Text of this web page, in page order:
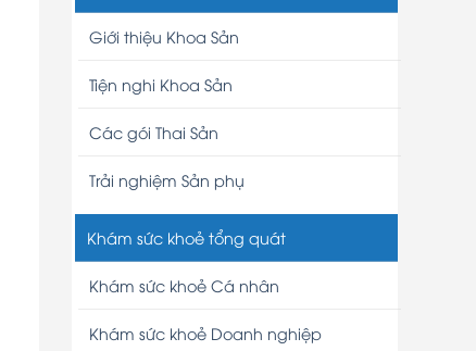
Giới thiệu Khoa Sản
Tiện nghi Khoa Sản
Các gói Thai Sản
Trải nghiệm Sản phụ
Khám sức khoẻ tổng quát
Khám sức khoẻ Cá nhân
Khám sức khoẻ Doanh nghiệp